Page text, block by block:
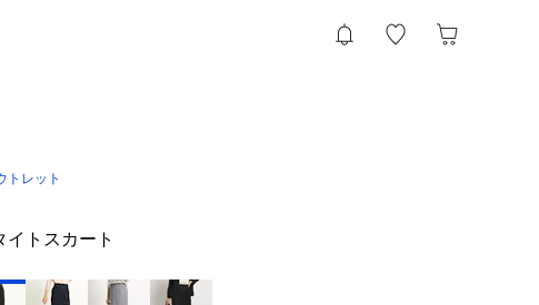
トレット
イトスカート